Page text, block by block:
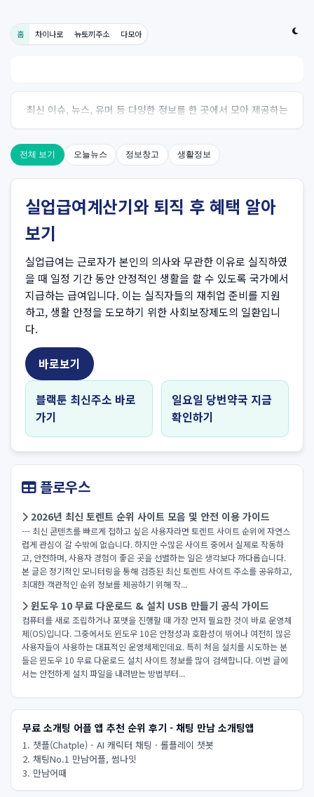
홈 차이나로 뉴토끼주소 다모아
최신 이슈, 뉴스, 유머 등 다양한 정보를 한 곳에서 모아 제공하는
사이트입니다. 오늘의 핫이슈를 한눈에 살펴보세요.
전체 보기 오늘뉴스 정보창고 생활정보
실업급여계산기와 퇴직 후 혜택 알아
보기
실업급여는 근로자가 본인의 의사와 무관한 이유로 실직하였
을 때 일정 기간 동안 안정적인 생활을 할 수 있도록 국가에서
지급하는 급여입니다. 이는 실직자들의 재취업 준비를 지원
하고, 생활 안정을 도모하기 위한 사회보장제도의 일환입니
다.
바로보기
블랙툰 최신주소 바로
가기
일요일 당번약국 지금
확인하기
플로우스
2026년 최신 토렌트 순위 사이트 모음 및 안전 이용 가이드
--- 최신 콘텐츠를 빠르게 접하고 싶은 사용자라면 토렌트 사이트 순위에 자연스
럽게 관심이 갈 수밖에 없습니다. 하지만 수많은 사이트 중에서 실제로 작동하
고, 안전하며, 사용자 경험이 좋은 곳을 선별하는 일은 생각보다 까다롭습니다.
본 글은 정기적인 모니터링을 통해 검증된 최신 토렌트 사이트 주소를 공유하고,
최대한 객관적인 순위 정보를 제공하기 위해 작...
윈도우 10 무료 다운로드 & 설치 USB 만들기 공식 가이드
컴퓨터를 새로 조립하거나 포맷을 진행할 때 가장 먼저 필요한 것이 바로 운영체
제(OS)입니다. 그중에서도 윈도우 10은 안정성과 호환성이 뛰어나 여전히 많은
사용자들이 사용하는 대표적인 운영체제인데요. 특히 처음 설치를 시도하는 분
들은 윈도우 10 무료 다운로드 설치 사이트 정보를 많이 검색합니다. 이번 글에
서는 안전하게 설치 파일을 내려받는 방법부터...
무료 소개팅 어플 앱 추천 순위 후기 - 채팅 만남 소개팅앱
1. 챗플(Chatple) - AI 캐릭터 채팅 · 롤플레이 챗봇
2. 채팅No.1 만남어플, 썸나잇
3. 만남어때